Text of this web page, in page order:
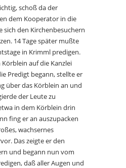
schoß da der
dem Kooperator in die
sich den Kirchenbesuchern
14 Tage später mußte
in Krimml predigen.
auf die Kanzlei
Predigt begann, stellte er
über das Körblein an und
der Leute zu
in dem Körblein drin
fing er an auszupacken
wachsernes
Das zeigte er den
und begann nun vom
daß aller Augen und